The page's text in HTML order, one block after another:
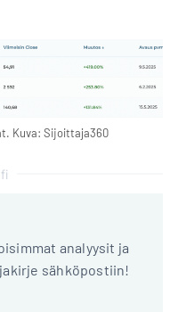
Kuva: Sijoittaja360
analyysit ja
sähköpostiin!